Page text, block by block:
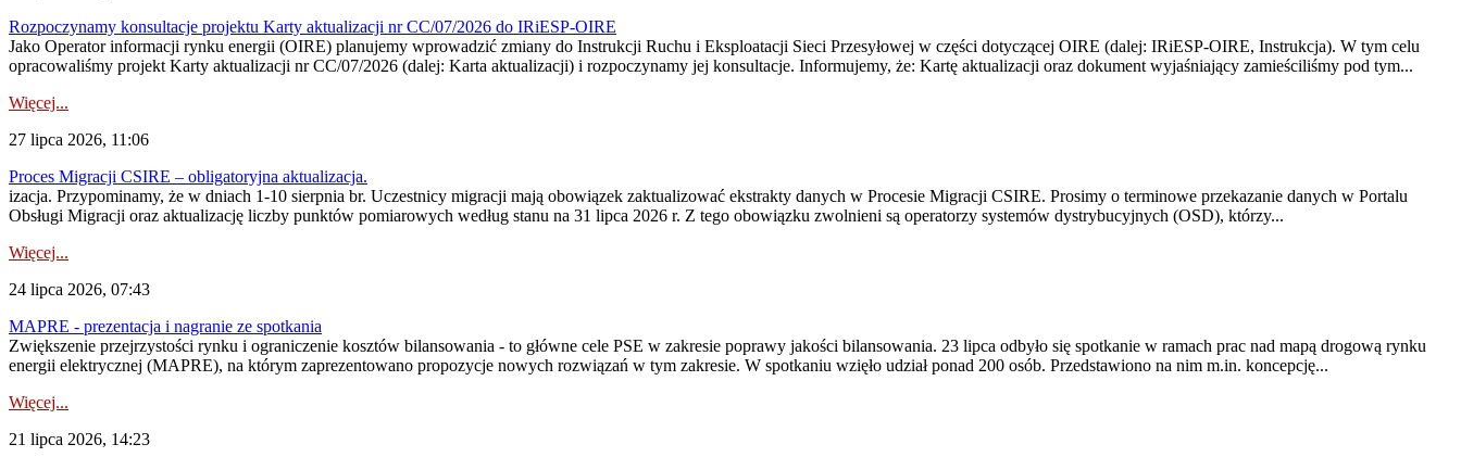
Rozpoczynamy konsultacje projektu Karty aktualizacji nr CC/07/2026 do IRiESP-OIRE
Jako Operator informacji rynku energii (OIRE) planujemy wprowadzić zmiany do Instrukcji Ruchu i Eksploatacji Sieci Przesyłowej w części dotyczącej OIRE (dalej: IRiESP-OIRE, Instrukcja). W tym celu
opracowaliśmy projekt Karty aktualizacji nr CC/07/2026 (dalej: Karta aktualizacji) i rozpoczynamy jej konsultacje. Informujemy, że: Kartę aktualizacji oraz dokument wyjaśniający zamieściliśmy pod tym...
Więcej...
27 lipca 2026, 11:06
Proces Migracji CSIRE – obligatoryjna aktualizacja.
izacja. Przypominamy, że w dniach 1-10 sierpnia br. Uczestnicy migracji mają obowiązek zaktualizować ekstrakty danych w Procesie Migracji CSIRE. Prosimy o terminowe przekazanie danych w Portalu
Obsługi Migracji oraz aktualizację liczby punktów pomiarowych według stanu na 31 lipca 2026 r. Z tego obowiązku zwolnieni są operatorzy systemów dystrybucyjnych (OSD), którzy...
Więcej...
24 lipca 2026, 07:43
MAPRE - prezentacja i nagranie ze spotkania
Zwiększenie przejrzystości rynku i ograniczenie kosztów bilansowania - to główne cele PSE w zakresie poprawy jakości bilansowania. 23 lipca odbyło się spotkanie w ramach prac nad mapą drogową rynku
energii elektrycznej (MAPRE), na którym zaprezentowano propozycje nowych rozwiązań w tym zakresie. W spotkaniu wzięło udział ponad 200 osób. Przedstawiono na nim m.in. koncepcję...
Więcej...
21 lipca 2026, 14:23